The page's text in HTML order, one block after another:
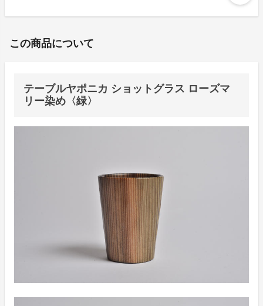
この商品について
テーブルヤポニカ ショットグラス ローズマ
リー染め〈緑〉